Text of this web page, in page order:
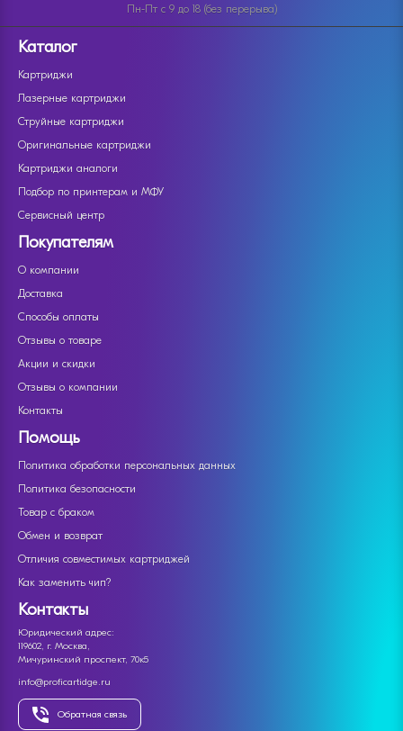
Пн-Пт с 9 до 18 (без перерыва)
Каталог
Картриджи
Лазерные картриджи
Струйные картриджи
Оригинальные картриджи
Картриджи аналоги
Подбор по принтерам и МФУ
Сервисный центр
Покупателям
О компании
Доставка
Способы оплаты
Отзывы о товаре
Акции и скидки
Отзывы о компании
Контакты
Помощь
Политика обработки персональных данных
Политика безопасности
Товар с браком
Обмен и возврат
Отличия совместимых картриджей
Как заменить чип?
Контакты
Юридический адрес:
119602, г. Москва,
Мичуринский проспект, 70к5
info@proficartidge.ru
Обратная связь